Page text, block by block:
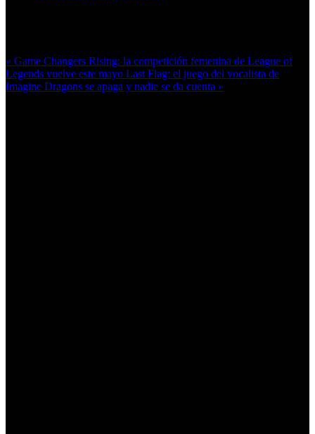
« Game Changers Rising: la competición femenina de League of
Legends vuelve este mayo Last Flag: el juego del vocalista de
Imagine Dragons se apaga y nadie se da cuenta »